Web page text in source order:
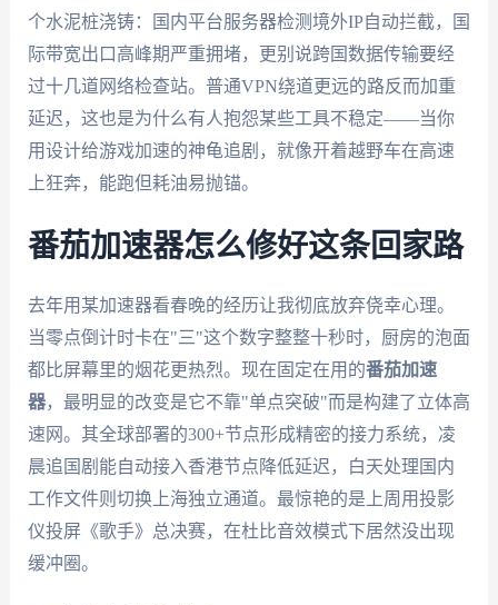
个水泥桩浇铸：国内平台服务器检测境外IP自动拦截，国
际带宽出口高峰期严重拥堵，更别说跨国数据传输要经
过十几道网络检查站。普通VPN绕道更远的路反而加重
延迟，这也是为什么有人抱怨某些工具不稳定——当你
用设计给游戏加速的神龟追剧，就像开着越野车在高速
上狂奔，能跑但耗油易抛锚。
番茄加速器怎么修好这条回家路
去年用某加速器看春晚的经历让我彻底放弃侥幸心理。
当零点倒计时卡在"三"这个数字整整十秒时，厨房的泡面
都比屏幕里的烟花更热烈。现在固定在用的番茄加速
器，最明显的改变是它不靠"单点突破"而是构建了立体高
速网。其全球部署的300+节点形成精密的接力系统，凌
晨追国剧能自动接入香港节点降低延迟，白天处理国内
工作文件则切换上海独立通道。最惊艳的是上周用投影
仪投屏《歌手》总决赛，在杜比音效模式下居然没出现
缓冲圈。